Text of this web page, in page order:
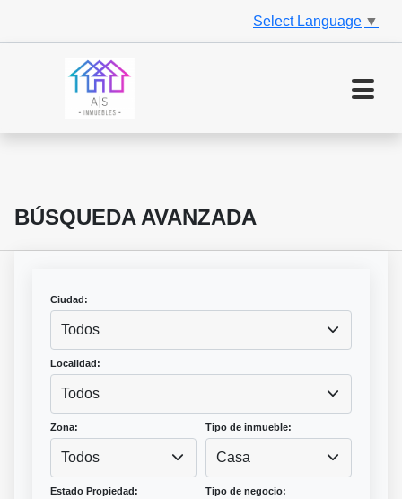
Select Language ▼
BÚSQUEDA AVANZADA
Ciudad:
Todos
Localidad:
Todos
Zona:
Todos
Tipo de inmueble:
Casa
Estado Propiedad: Tipo de negocio: